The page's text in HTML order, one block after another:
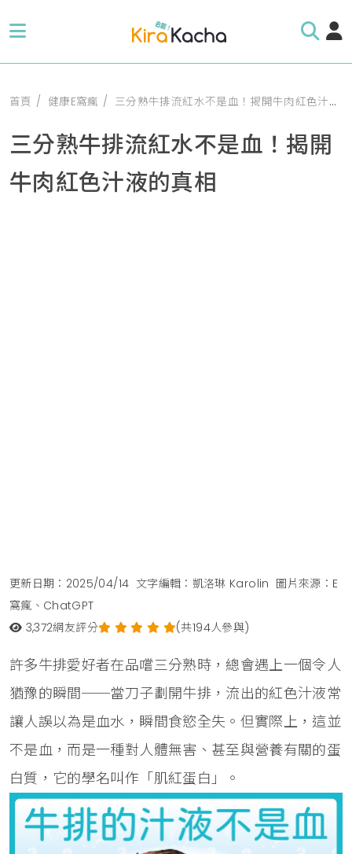
首頁 健康E窩瘋 三分熟牛排流紅水不是血！揭開牛肉紅色汁液的真相
三分熟牛排流紅水不是血！揭開
牛肉紅色汁液的真相
更新日期：2025/04/14 文字編輯：凱洛琳 Karolin 圖片來源：E
窩瘋、ChatGPT
3,372網友評分 (共194人參與)
許多牛排愛好者在品嚐三分熟時，總會遇上一個令人
猶豫的瞬間──當刀子劃開牛排，流出的紅色汁液常
讓人誤以為是血水，瞬間食慾全失。但實際上，這並
不是血，而是一種對人體無害、甚至與營養有關的蛋
白質，它的學名叫作「肌紅蛋白」。